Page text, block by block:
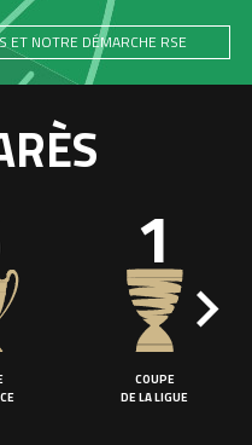
ET NOTRE DÉMARCHE RSE
1
COUPE
DE LA LIGUE